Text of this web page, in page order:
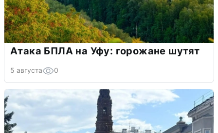
Атака БПЛА на Уфу: горожане шутят
5 августа 0